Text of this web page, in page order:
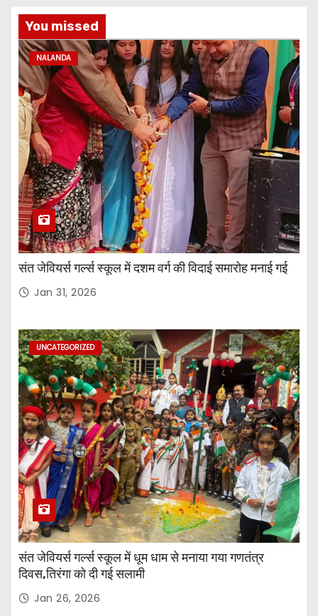
You missed
NALANDA
संत जेवियर्स गर्ल्स स्कूल में दशम वर्ग की विदाई समारोह मनाई गई
Jan 31, 2026
UNCATEGORIZED
संत जेवियर्स गर्ल्स स्कूल में धूम धाम से मनाया गया गणतंत्र
दिवस,तिरंगा को दी गई सलामी
Jan 26, 2026